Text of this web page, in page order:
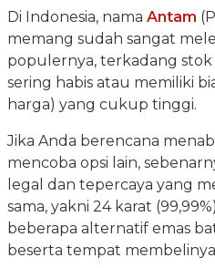
Di Indonesia, nama Antam
memang sudah sangat
populernya, terkadang stok
sering habis atau memiliki
harga) yang cukup tinggi.
Jika Anda berencana
mencoba opsi lain,
legal dan tepercaya yang
sama, yakni 24 karat
beberapa alternatif emas
beserta tempat